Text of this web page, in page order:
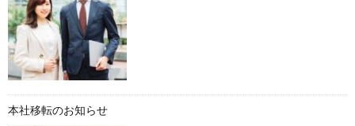
本社移転のお知らせ